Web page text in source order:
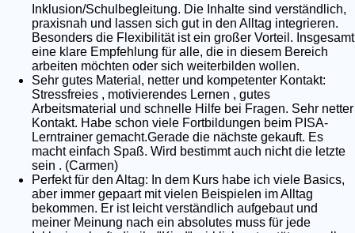
Inklusion/Schulbegleitung. Die Inhalte sind verständlich,
praxisnah und lassen sich gut in den Alltag integrieren.
Besonders die Flexibilität ist ein großer Vorteil. Insgesamt
eine klare Empfehlung für alle, die in diesem Bereich
arbeiten möchten oder sich weiterbilden wollen.
Sehr gutes Material, netter und kompetenter Kontakt:
Stressfreies , motivierendes Lernen , gutes
Arbeitsmaterial und schnelle Hilfe bei Fragen. Sehr netter
Kontakt. Habe schon viele Fortbildungen beim PISA-
Lerntrainer gemacht.Gerade die nächste gekauft. Es
macht einfach Spaß. Wird bestimmt auch nicht die letzte
sein . (Carmen)
Perfekt für den Altag: In dem Kurs habe ich viele Basics,
aber immer gepaart mit vielen Beispielen im Alltag
bekommen. Er ist leicht verständlich aufgebaut und
meiner Meinung nach ein absolutes muss für jede